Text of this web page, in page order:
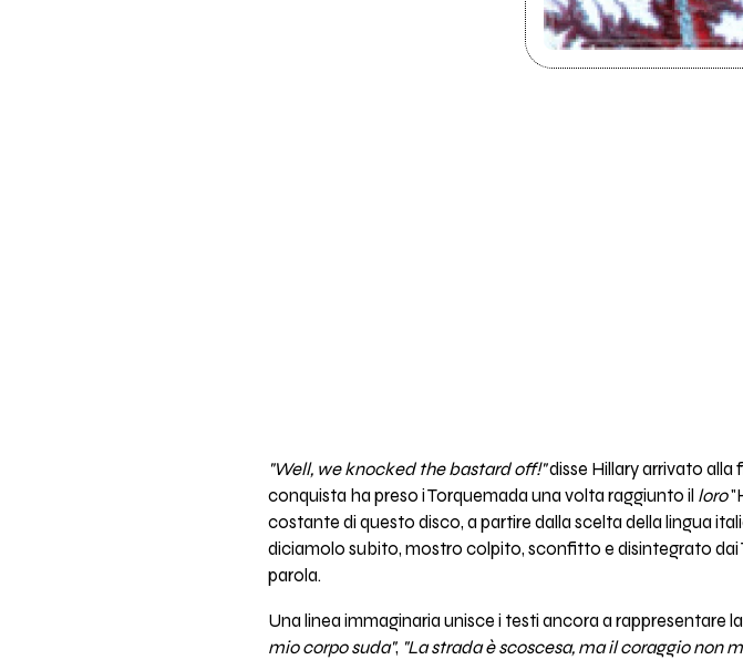
"Well, we knocked the bastard off!"disse Hillary arrivato alla
conquista ha preso i Torquemada una volta raggiunto il loro
costante di questo disco, a partire dalla scelta della lingua
diciamolo subito, mostro colpito, sconfitto e disintegrato
parola.
Una linea immaginaria unisce i testi ancora a rappresentare
mio corpo suda", "La strada è scoscesa, ma il coraggio non